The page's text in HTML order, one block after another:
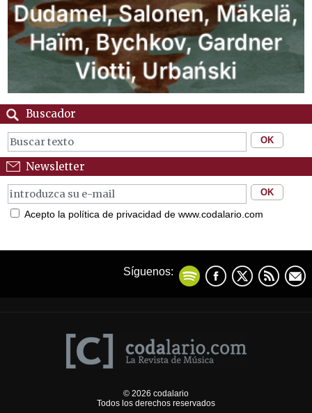
Buscador
Newsletter
Acepto la política de privacidad de www.codalario.com
Síguenos:
© 2026 codalario
Todos los derechos reservados